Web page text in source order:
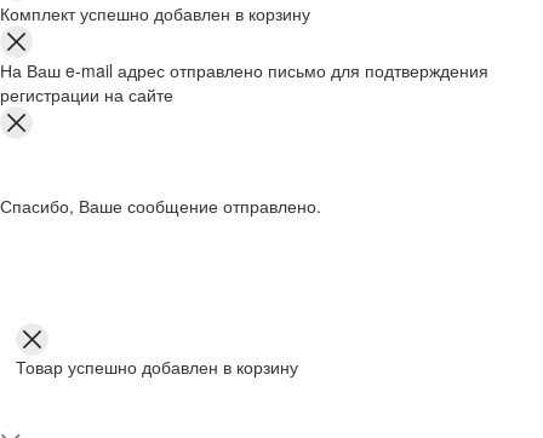
Комплект успешно добавлен в корзину
На Ваш e-mail адрес отправлено письмо для подтверждения
регистрации на сайте
Спасибо, Ваше сообщение отправлено.
Товар успешно добавлен в корзину